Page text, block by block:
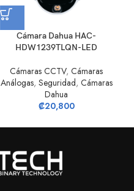
Cámara Dahua HAC-
HDW1239TLQN-LED
Cámaras CCTV, Cámaras
Análogas, Seguridad, Cámaras
Dahua
₡20,800